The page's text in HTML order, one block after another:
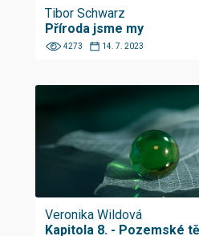
Tibor Schwarz
Příroda jsme my
4273 14. 7. 2023
Veronika Wildová
Kapitola 8. - Pozemské